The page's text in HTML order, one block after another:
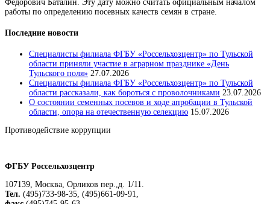
Федорович Баталин. Эту дату можно считать официальным началом
работы по определению посевных качеств семян в стране.
Последние новости
Специалисты филиала ФГБУ «Россельхозцентр» по Тульской
области приняли участие в аграрном празднике «День
Тульского поля» 27.07.2026
Специалисты филиала ФГБУ «Россельхозцентр» по Тульской
области рассказали, как бороться с проволочниками 23.07.2026
О состоянии семенных посевов и ходе апробации в Тульской
области, опора на отечественную селекцию 15.07.2026
Противодействие коррупции
ФГБУ Россельхозцентр
107139, Москва, Орликов пер.,д. 1/11.
Тел. (495)733-98-35, (495)661-09-91,